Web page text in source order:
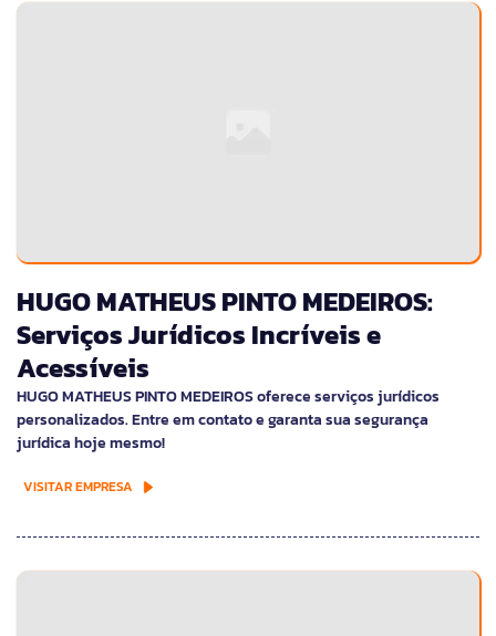
HUGO MATHEUS PINTO MEDEIROS:
Serviços Jurídicos Incríveis e
Acessíveis
HUGO MATHEUS PINTO MEDEIROS oferece serviços jurídicos
personalizados. Entre em contato e garanta sua segurança
jurídica hoje mesmo!
VISITAR EMPRESA